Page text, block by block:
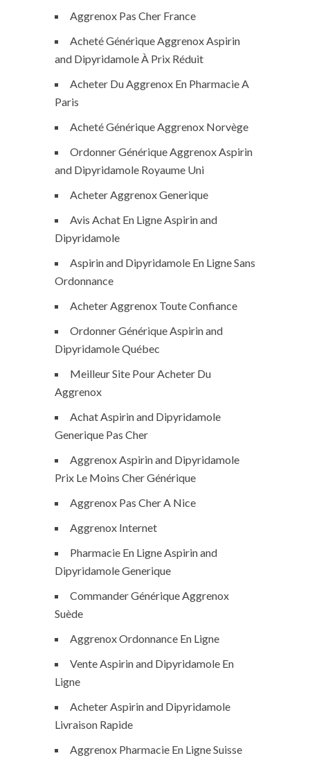
Aggrenox Pas Cher France
Acheté Générique Aggrenox Aspirin
and Dipyridamole À Prix Réduit
Acheter Du Aggrenox En Pharmacie A
Paris
Acheté Générique Aggrenox Norvège
Ordonner Générique Aggrenox Aspirin
and Dipyridamole Royaume Uni
Acheter Aggrenox Generique
Avis Achat En Ligne Aspirin and
Dipyridamole
Aspirin and Dipyridamole En Ligne Sans
Ordonnance
Acheter Aggrenox Toute Confiance
Ordonner Générique Aspirin and
Dipyridamole Québec
Meilleur Site Pour Acheter Du
Aggrenox
Achat Aspirin and Dipyridamole
Generique Pas Cher
Aggrenox Aspirin and Dipyridamole
Prix Le Moins Cher Générique
Aggrenox Pas Cher A Nice
Aggrenox Internet
Pharmacie En Ligne Aspirin and
Dipyridamole Generique
Commander Générique Aggrenox
Suède
Aggrenox Ordonnance En Ligne
Vente Aspirin and Dipyridamole En
Ligne
Acheter Aspirin and Dipyridamole
Livraison Rapide
Aggrenox Pharmacie En Ligne Suisse